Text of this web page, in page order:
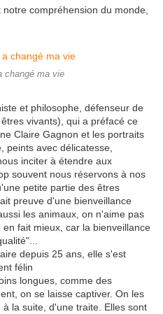
compréhension du monde,
changé ma vie
et philosophe, défenseur de
vivants), qui a préfacé ce
Claire Gagnon et les portraits
peints avec délicatesse,
inciter à étendre aux
souvent nous réservons à nos
petite partie des êtres
preuve d'une bienveillance
les animaux, on n'aime pas
fait mieux, car la bienveillance
depuis 25 ans, elle s'est
félin
longues, comme des
on se laisse captiver. On les
la suite, d'une traite. Elles sont